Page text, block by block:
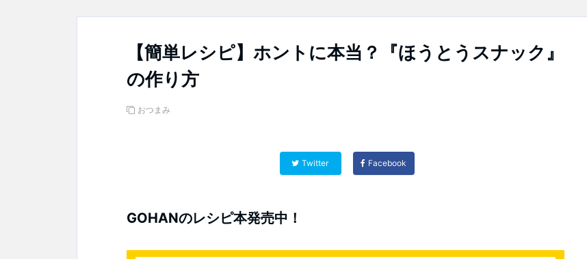
【簡単レシピ】ホントに本当？『ほうとうスナック』
の作り方
おつまみ
Twitter Facebook
GOHANのレシピ本発売中！